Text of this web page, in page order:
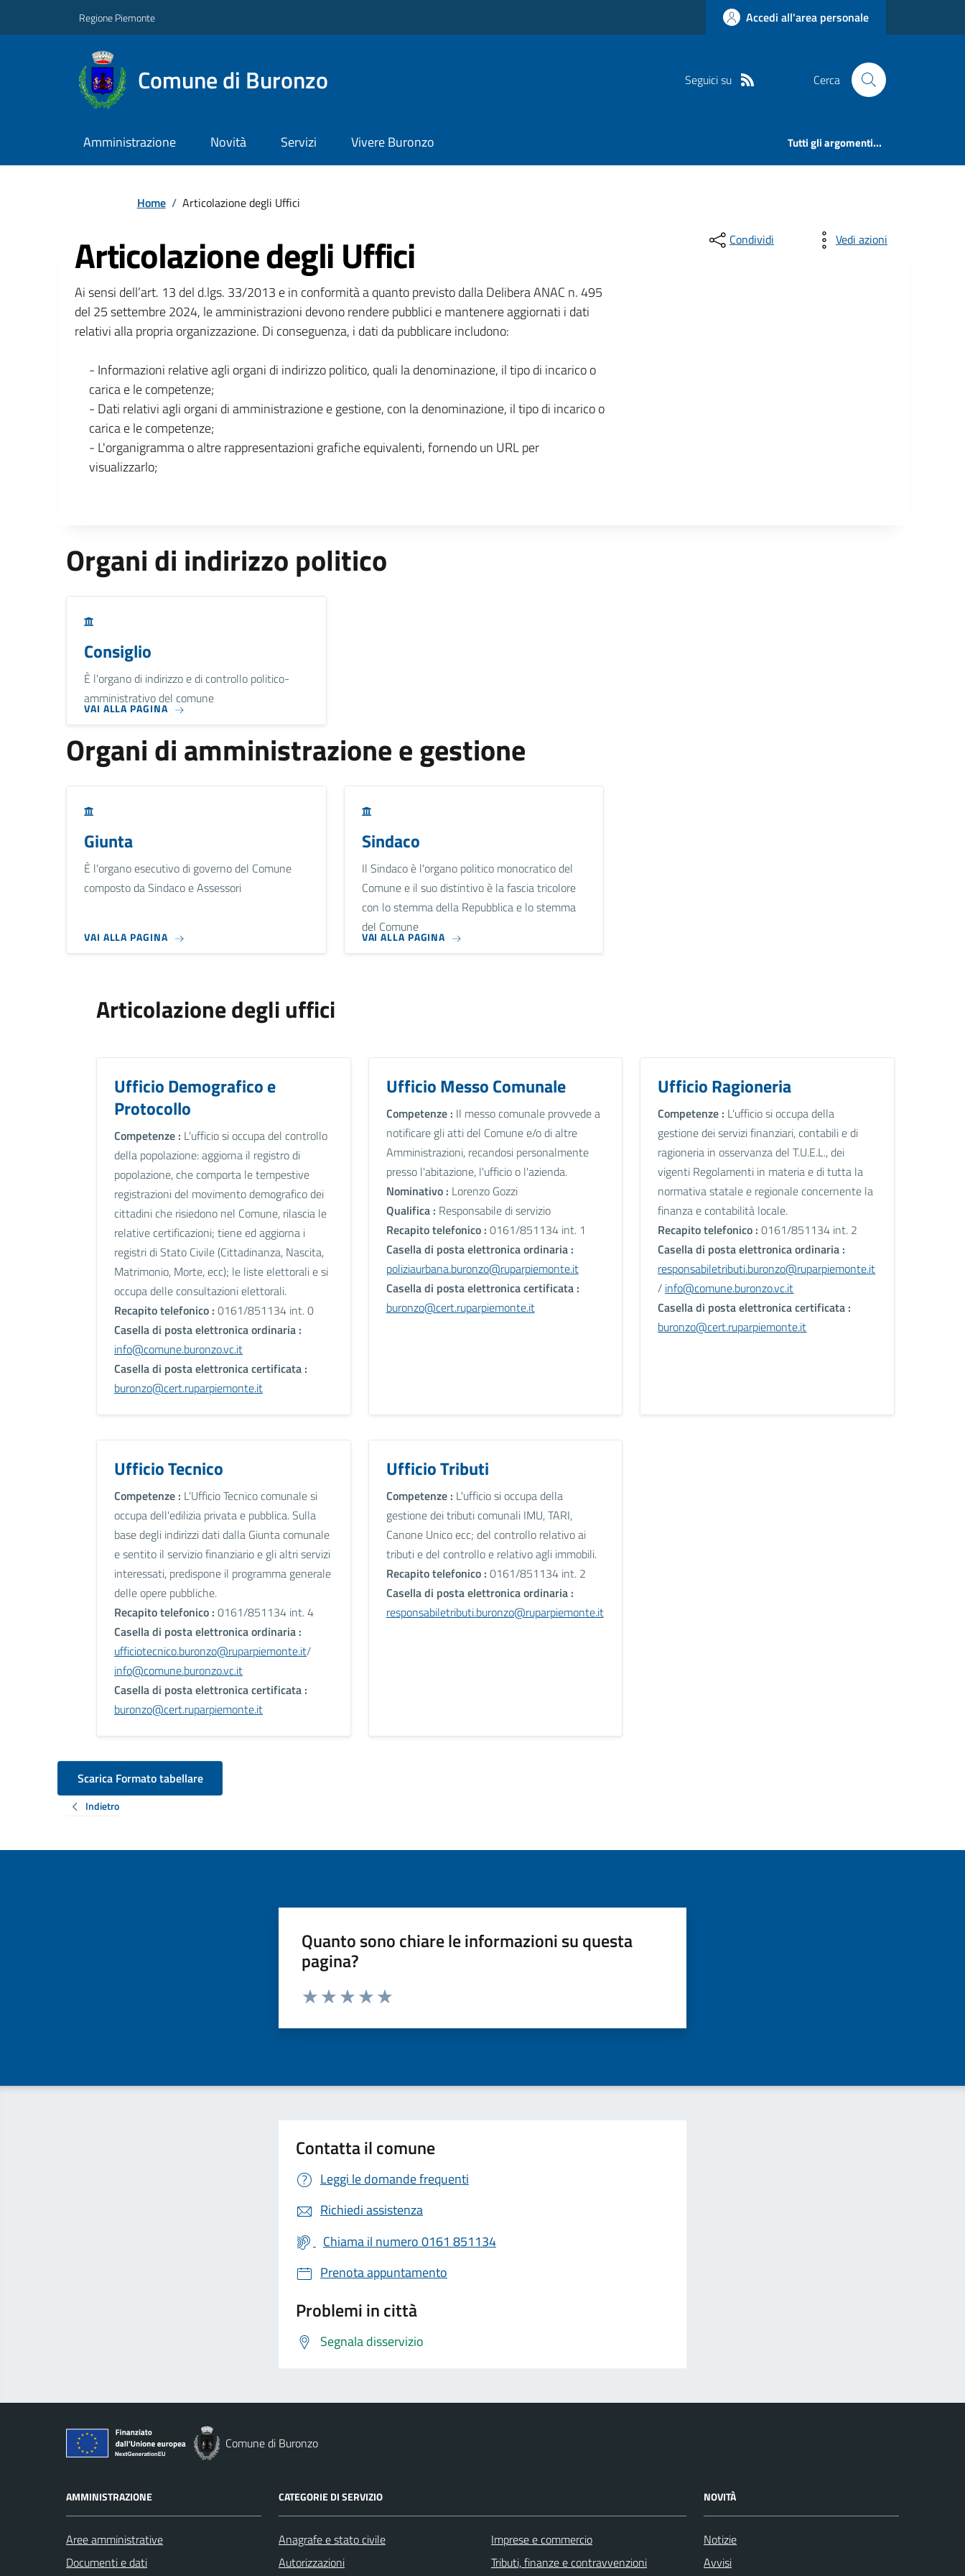
Regione Piemonte Accedi all'area personale
Comune di Buronzo Seguici su Cerca
Amministrazione Novità Servizi Vivere Buronzo Tutti gli argomenti...
Home / Articolazione degli Uffici
Articolazione degli Uffici
Ai sensi dell’art. 13 del d.lgs. 33/2013 e in conformità a quanto previsto dalla Delibera ANAC n. 495
del 25 settembre 2024, le amministrazioni devono rendere pubblici e mantenere aggiornati i dati
relativi alla propria organizzazione. Di conseguenza, i dati da pubblicare includono:
- Informazioni relative agli organi di indirizzo politico, quali la denominazione, il tipo di incarico o
carica e le competenze;
- Dati relativi agli organi di amministrazione e gestione, con la denominazione, il tipo di incarico o
carica e le competenze;
- L'organigramma o altre rappresentazioni grafiche equivalenti, fornendo un URL per
visualizzarlo;
Condividi Vedi azioni
Organi di indirizzo politico
Consiglio
È l'organo di indirizzo e di controllo politico-
amministrativo del comune
VAI ALLA PAGINA
Organi di amministrazione e gestione
Giunta
È l'organo esecutivo di governo del Comune
composto da Sindaco e Assessori
VAI ALLA PAGINA
Sindaco
Il Sindaco è l'organo politico monocratico del
Comune e il suo distintivo è la fascia tricolore
con lo stemma della Repubblica e lo stemma
del Comune
VAI ALLA PAGINA
Articolazione degli uffici
Ufficio Demografico e
Protocollo
Competenze : L'ufficio si occupa del controllo
della popolazione: aggiorna il registro di
popolazione, che comporta le tempestive
registrazioni del movimento demografico dei
cittadini che risiedono nel Comune, rilascia le
relative certificazioni; tiene ed aggiorna i
registri di Stato Civile (Cittadinanza, Nascita,
Matrimonio, Morte, ecc); le liste elettorali e si
occupa delle consultazioni elettorali.
Recapito telefonico : 0161/851134 int. 0
Casella di posta elettronica ordinaria :
info@comune.buronzo.vc.it
Casella di posta elettronica certificata :
buronzo@cert.ruparpiemonte.it
Ufficio Messo Comunale
Competenze : Il messo comunale provvede a
notificare gli atti del Comune e/o di altre
Amministrazioni, recandosi personalmente
presso l'abitazione, l'ufficio o l'azienda.
Nominativo : Lorenzo Gozzi
Qualifica : Responsabile di servizio
Recapito telefonico : 0161/851134 int. 1
Casella di posta elettronica ordinaria :
poliziaurbana.buronzo@ruparpiemonte.it
Casella di posta elettronica certificata :
buronzo@cert.ruparpiemonte.it
Ufficio Ragioneria
Competenze : L'ufficio si occupa della
gestione dei servizi finanziari, contabili e di
ragioneria in osservanza del T.U.E.L., dei
vigenti Regolamenti in materia e di tutta la
normativa statale e regionale concernente la
finanza e contabilità locale.
Recapito telefonico :0161/851134 int. 2
Casella di posta elettronica ordinaria :
responsabiletributi.buronzo@ruparpiemonte.it
/ info@comune.buronzo.vc.it
Casella di posta elettronica certificata :
buronzo@cert.ruparpiemonte.it
Ufficio Tecnico
Competenze : L'Ufficio Tecnico comunale si
occupa dell'edilizia privata e pubblica. Sulla
base degli indirizzi dati dalla Giunta comunale
e sentito il servizio finanziario e gli altri servizi
interessati, predispone il programma generale
delle opere pubbliche.
Recapito telefonico : 0161/851134 int. 4
Casella di posta elettronica ordinaria :
ufficiotecnico.buronzo@ruparpiemonte.it/
info@comune.buronzo.vc.it
Casella di posta elettronica certificata :
buronzo@cert.ruparpiemonte.it
Ufficio Tributi
Competenze : L'ufficio si occupa della
gestione dei tributi comunali IMU, TARI,
Canone Unico ecc; del controllo relativo ai
tributi e del controllo e relativo agli immobili.
Recapito telefonico : 0161/851134 int. 2
Casella di posta elettronica ordinaria :
responsabiletributi.buronzo@ruparpiemonte.it
Scarica Formato tabellare
Indietro
Quanto sono chiare le informazioni su questa
pagina?
Valuta da 1 a 5 stelle la pagina
Contatta il comune
Leggi le domande frequenti
Richiedi assistenza
Chiama il numero 0161 851134
Prenota appuntamento
Problemi in città
Segnala disservizio
Comune di Buronzo
AMMINISTRAZIONE
Aree amministrative
Documenti e dati
CATEGORIE DI SERVIZIO
Anagrafe e stato civile
Autorizzazioni
Imprese e commercio
Tributi, finanze e contravvenzioni
NOVITÀ
Notizie
Avvisi